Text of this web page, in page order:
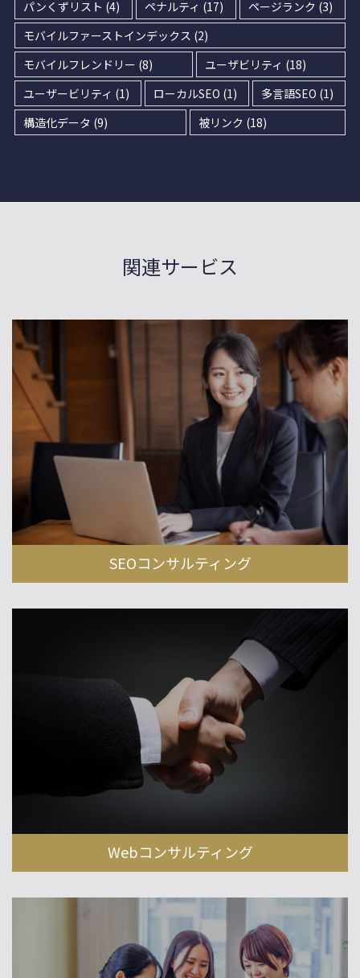
パンくずリスト (4) ペナルティ (17) ページランク (3)
モバイルファーストインデックス (2)
モバイルフレンドリー (8) ユーザビリティ (18)
ユーザービリティ (1) ローカルSEO (1) 多言語SEO (1)
構造化データ (9) 被リンク (18)
関連サービス
SEOコンサルティング
Webコンサルティング